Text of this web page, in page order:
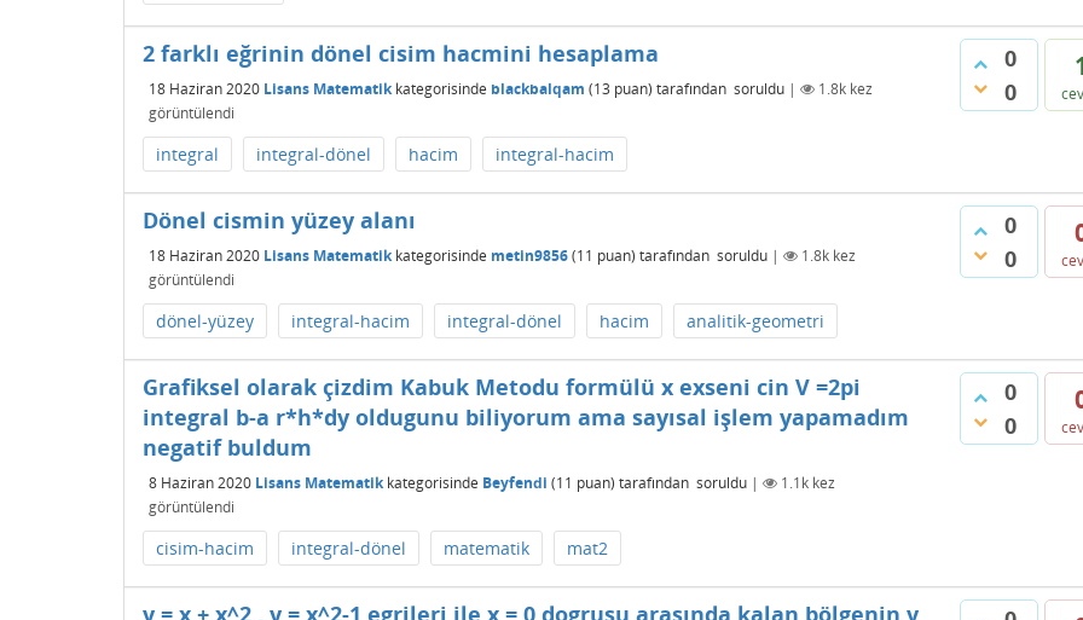
0
0
2 farklı eğrinin dönel cisim hacmini hesaplama
18 Haziran 2020 Lisans Matematikkategorisinde blackbalqam (13 puan) tarafından soruldu | 1.8k kez
görüntülendi
integral integral-dönel hacim integral-hacim
0
0
Dönel cismin yüzey alanı
18 Haziran 2020 Lisans Matematikkategorisinde metin9856(11 puan) tarafından soruldu | 1.8k kez
görüntülendi
dönel-yüzey integral-hacim integral-dönel hacim analitik-geometri
0
0
Grafiksel olarak çizdim Kabuk Metodu formülü x exseni cin V =2pi
integral b-a r*h*dy oldugunu biliyorum ama sayısal işlem yapamadım
negatif buldum
8 Haziran 2020 Lisans Matematikkategorisinde Beyfendi (11 puan) tarafından soruldu | 1.1k kez
görüntülendi
cisim-hacim integral-dönel matematik mat2
y = x + x^2 , y = x^2-1 egrileri ile x = 0 dogrusu arasında kalan bölgenin y